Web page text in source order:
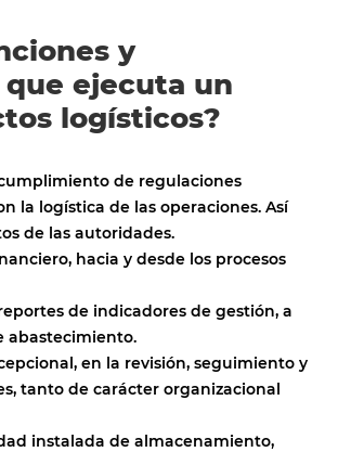
y
ejecuta un
logísticos?
de regulaciones
la logística de las operaciones. Así
de las autoridades.
hacia y desde los procesos
de indicadores de gestión, a
abastecimiento.
en la revisión, seguimiento y
tanto de carácter organizacional
instalada de almacenamiento,